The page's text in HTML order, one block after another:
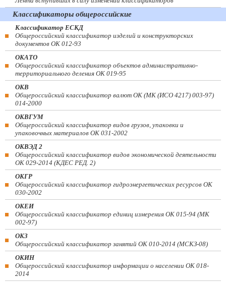
Классификаторы общероссийские
Классификатор ЕСКД
Общероссийский классификатор изделий и конструкторских
документов ОК 012-93
ОКАТО
Общероссийский классификатор объектов административно-
территориального деления ОК 019-95
ОКВ
Общероссийский классификатор валют ОК (МК (ИСО 4217) 003-97)
014-2000
ОКВГУМ
Общероссийский классификатор видов грузов, упаковки и
упаковочных материалов ОК 031-2002
ОКВЭД 2
Общероссийский классификатор видов экономической деятельности
ОК 029-2014 (КДЕС РЕД. 2)
ОКГР
Общероссийский классификатор гидроэнергетических ресурсов ОК
030-2002
ОКЕИ
Общероссийский классификатор единиц измерения ОК 015-94 (МК
002-97)
ОКЗ
Общероссийский классификатор занятий ОК 010-2014 (МСКЗ-08)
ОКИН
Общероссийский классификатор информации о населении ОК 018-
2014